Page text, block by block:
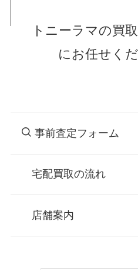
トニーラマの買
にお任せく
事前査定フォーム
宅配買取の流れ
お申込み
店舗案内